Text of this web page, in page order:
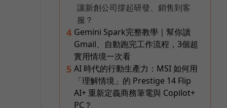
讓新創公司撐起研發、銷售到客
服？
4 Gemini Spark完整教學｜幫你讀
Gmail、自動跑完工作流程，3個超
實用情境一次看
5 AI 時代的行動生產力：MSI 如何用
「理解情境」的 Prestige 14 Flip
AI+ 重新定義商務筆電與 Copilot+
PC？